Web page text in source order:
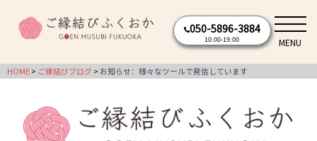
ン
050-5896-3884
10:00-19:00 MENU
HOME ご縁結びブログ お知らせ：様々なツールで発信しています